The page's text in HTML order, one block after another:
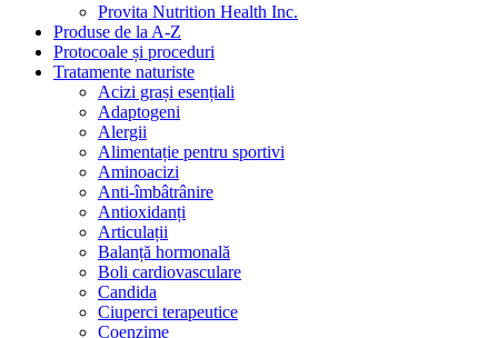
Provita Nutrition Health Inc.
Produse de la A-Z
Protocoale și proceduri
Tratamente naturiste
Acizi grași esențiali
Adaptogeni
Alergii
Alimentație pentru sportivi
Aminoacizi
Anti-îmbâtrânire
Antioxidanți
Articulații
Balanță hormonală
Boli cardiovasculare
Candida
Ciuperci terapeutice
Coenzime